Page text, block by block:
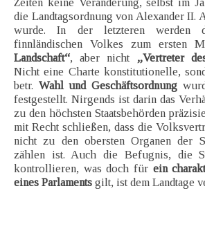
Zeiten keine Veränderung, selbst im
die Landtagsordnung von Alexander II.
wurde. In der letzteren werden
finnländischen Volkes zum ersten
Landschaft“, aber nicht „Vertreter
Nicht eine Charte konstitutionelle,
betr. Wahl und Geschäftsordnung
festgestellt. Nirgends ist darin das
zu den höchsten Staatsbehörden
mit Recht schließen, dass die
nicht zu den obersten Organen der
zählen ist. Auch die Befugnis, die
kontrollieren, was doch für ein
eines Parlaments gilt, ist dem Landtage